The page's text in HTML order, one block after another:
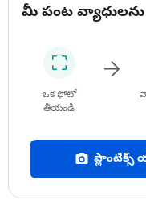
మీ పంట
ఒక ఫోటో
తీయండి